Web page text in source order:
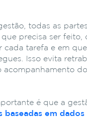
todas as
precisa ser feito,
cada tarefa e em
Isso evita
acompanhamento
é que a
baseadas em dados